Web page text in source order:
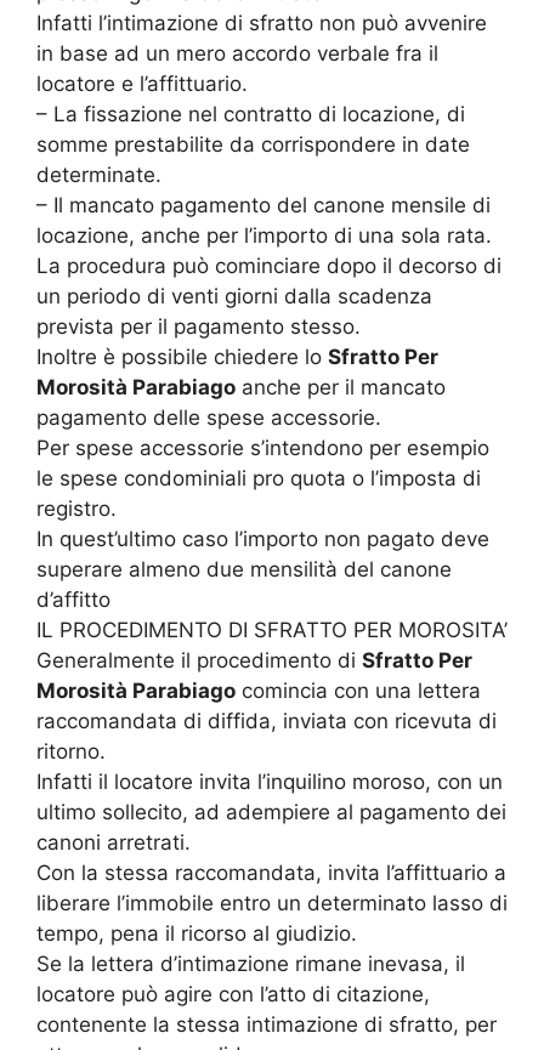
Infatti l’intimazione di sfratto non può avvenire
in base ad un mero accordo verbale fra il
locatore e l’affittuario.
– La fissazione nel contratto di locazione, di
somme prestabilite da corrispondere in date
determinate.
– Il mancato pagamento del canone mensile di
locazione, anche per l’importo di una sola rata.
La procedura può cominciare dopo il decorso di
un periodo di venti giorni dalla scadenza
prevista per il pagamento stesso.
Inoltre è possibile chiedere lo Sfratto Per
Morosità Parabiago anche per il mancato
pagamento delle spese accessorie.
Per spese accessorie s’intendono per esempio
le spese condominiali pro quota o l’imposta di
registro.
In quest’ultimo caso l’importo non pagato deve
superare almeno due mensilità del canone
d’affitto
IL PROCEDIMENTO DI SFRATTO PER MOROSITA’
Generalmente il procedimento di Sfratto Per
Morosità Parabiago comincia con una lettera
raccomandata di diffida, inviata con ricevuta di
ritorno.
Infatti il locatore invita l’inquilino moroso, con un
ultimo sollecito, ad adempiere al pagamento dei
canoni arretrati.
Con la stessa raccomandata, invita l’affittuario a
liberare l’immobile entro un determinato lasso di
tempo, pena il ricorso al giudizio.
Se la lettera d’intimazione rimane inevasa, il
locatore può agire con l’atto di citazione,
contenente la stessa intimazione di sfratto, per